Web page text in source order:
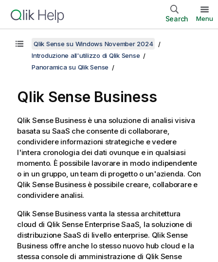
Search Menu
Qlik Sense su Windows November 2024
Introduzione all'utilizzo di Qlik Sense
Panoramica su Qlik Sense
Qlik Sense Business
Qlik Sense Businessè una soluzione di analisi visiva
basata su SaaS che consente di collaborare,
condividere informazioni strategiche e vedere
l'intera cronologia dei dati ovunque e in qualsiasi
momento. È possibile lavorare in modo indipendente
o in un gruppo, un team di progetto o un'azienda. Con
Qlik Sense Businessè possibile creare, collaborare e
condividere analisi.
Qlik Sense Businessvanta la stessa architettura
cloud di Qlik Sense Enterprise SaaS, la soluzione di
distribuzione SaaS di livello enterprise. Qlik Sense
Business offre anche lo stesso nuovo hub cloud e la
stessa console di amministrazione di Qlik Sense